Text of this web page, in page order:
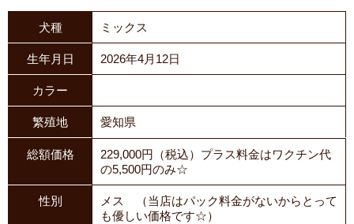
犬種 ミックス
生年月日 2026年4月12日
カラー
繁殖地 愛知県
総額価格
229,000円（税込）プラス料金はワクチン代
の5,500円のみ☆
性別
メス （当店はパック料金がないからとって
も優しい価格です☆）